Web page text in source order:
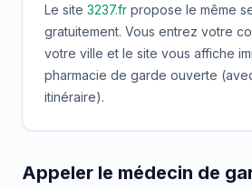
Le site 3237.fr propose le même
gratuitement. Vous entrez votre
votre ville et le site vous affiche
pharmacie de garde ouverte
itinéraire).
Appeler le médecin de